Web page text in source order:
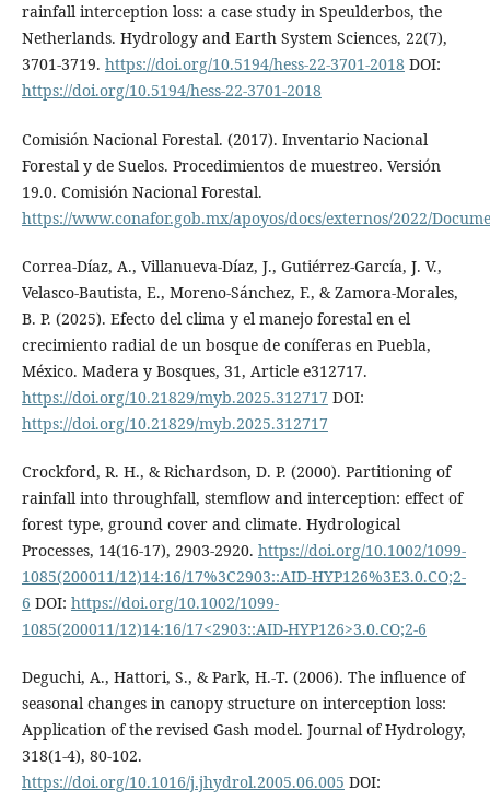
rainfall interception loss: a case study in Speulderbos, the
Netherlands. Hydrology and Earth System Sciences, 22(7),
3701-3719. https://doi.org/10.5194/hess-22-3701-2018 DOI:
https://doi.org/10.5194/hess-22-3701-2018
Comisión Nacional Forestal. (2017). Inventario Nacional
Forestal y de Suelos. Procedimientos de muestreo. Versión
19.0. Comisión Nacional Forestal.
https://www.conafor.gob.mx/apoyos/docs/externos/2022/
Correa-Díaz, A., Villanueva-Díaz, J., Gutiérrez-García, J. V.,
Velasco-Bautista, E., Moreno-Sánchez, F., & Zamora-Morales,
B. P. (2025). Efecto del clima y el manejo forestal en el
crecimiento radial de un bosque de coníferas en Puebla,
México. Madera y Bosques, 31, Article e312717.
https://doi.org/10.21829/myb.2025.312717 DOI:
https://doi.org/10.21829/myb.2025.312717
Crockford, R. H., & Richardson, D. P. (2000). Partitioning of
rainfall into throughfall, stemflow and interception: effect of
forest type, ground cover and climate. Hydrological
Processes, 14(16-17), 2903-2920. https://doi.org/10.1002/1099-
1085(200011/12)14:16/17%3C2903::AID-HYP126%3E3.0.CO;2-
6 DOI: https://doi.org/10.1002/1099-
1085(200011/12)14:16/17<2903::AID-HYP126>3.0.CO;2-6
Deguchi, A., Hattori, S., & Park, H.-T. (2006). The influence of
seasonal changes in canopy structure on interception loss:
Application of the revised Gash model. Journal of Hydrology,
318(1-4), 80-102.
https://doi.org/10.1016/j.jhydrol.2005.06.005 DOI: